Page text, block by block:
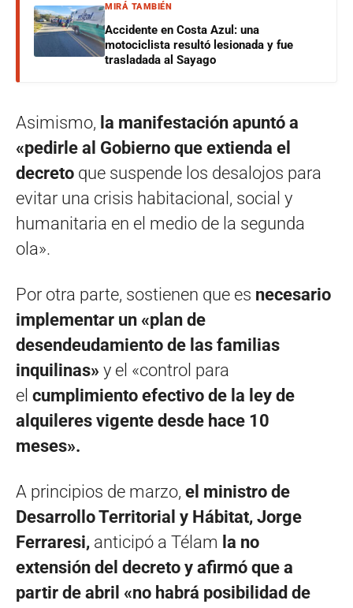
MIRÁ TAMBIÉN
Accidente en Costa Azul: una
motociclista resultó lesionada y fue
trasladada al Sayago
Asimismo, la manifestación apuntó a
«pedirle al Gobierno que extienda el
decreto que suspende los desalojos para
evitar una crisis habitacional, social y
humanitaria en el medio de la segunda
ola».
Por otra parte, sostienen que es necesario
implementar un «plan de
desendeudamiento de las familias
inquilinas» y el «control para
el cumplimiento efectivo de la ley de
alquileres vigente desde hace 10
meses».
A principios de marzo, el ministro de
Desarrollo Territorial y Hábitat, Jorge
Ferraresi, anticipó a Télam la no
extensión del decreto y afirmó que a
partir de abril «no habrá posibilidad de